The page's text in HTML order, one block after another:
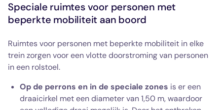
Speciale ruimtes voor personen met
beperkte mobiliteit aan boord
Ruimtes voor personen met beperkte mobiliteit in elke
trein zorgen voor een vlotte doorstroming van personen
in een rolstoel.
Op de perrons en in de speciale zones is er een
draaicirkel met een diameter van 1,50 m, waardoor